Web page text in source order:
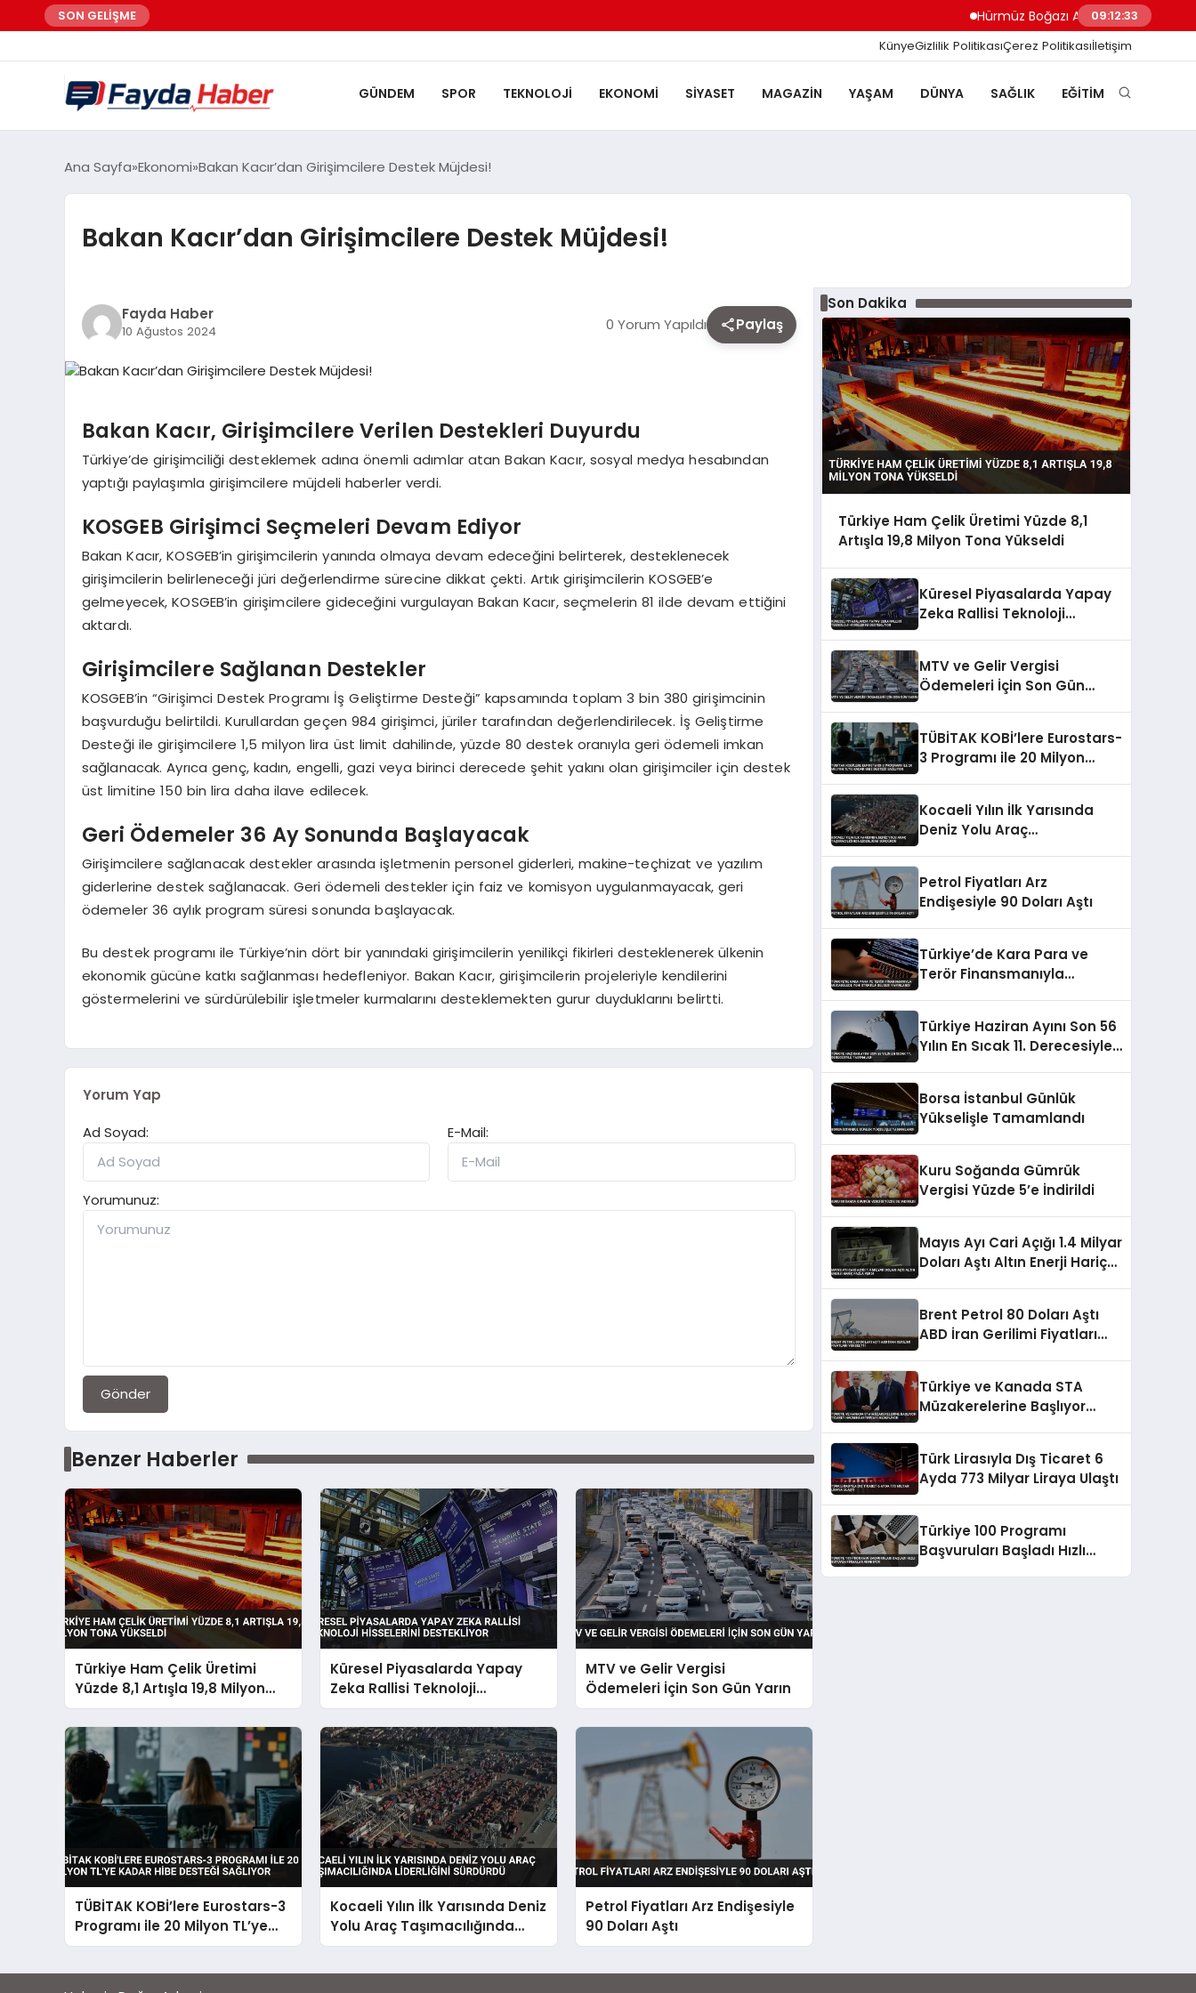
SON GELİŞME Hürmüz Boğazı Anlaşma Taslağına
09:12:33
KünyeGizlilik PolitikasıÇerez Politikasıİletişim
GÜNDEM SPOR TEKNOLOJI EKONOMI SIYASET MAGAZIN YAŞAM DÜNYA SAĞLIK EĞITIM
Ana Sayfa Ekonomi Bakan Kacır’dan Girişimcilere Destek Müjdesi!
Bakan Kacır’dan Girişimcilere Destek Müjdesi!
Fayda Haber
10 Ağustos 2024 0 Yorum Yapıldı Paylaş
Bakan Kacır, Girişimcilere Verilen Destekleri Duyurdu
Türkiye’de girişimciliği desteklemek adına önemli adımlar atan Bakan Kacır, sosyal medya hesabından
yaptığı paylaşımla girişimcilere müjdeli haberler verdi.
KOSGEB Girişimci Seçmeleri Devam Ediyor
Bakan Kacır, KOSGEB’in girişimcilerin yanında olmaya devam edeceğini belirterek, desteklenecek
girişimcilerin belirleneceği jüri değerlendirme sürecine dikkat çekti. Artık girişimcilerin KOSGEB’e
gelmeyecek, KOSGEB’in girişimcilere gideceğini vurgulayan Bakan Kacır, seçmelerin 81 ilde devam ettiğini
aktardı.
Girişimcilere Sağlanan Destekler
KOSGEB’in “Girişimci Destek Programı İş Geliştirme Desteği” kapsamında toplam 3 bin 380 girişimcinin
başvurduğu belirtildi. Kurullardan geçen 984 girişimci, jüriler tarafından değerlendirilecek. İş Geliştirme
Desteği ile girişimcilere 1,5 milyon lira üst limit dahilinde, yüzde 80 destek oranıyla geri ödemeli imkan
sağlanacak. Ayrıca genç, kadın, engelli, gazi veya birinci derecede şehit yakını olan girişimciler için destek
üst limitine 150 bin lira daha ilave edilecek.
Geri Ödemeler 36 Ay Sonunda Başlayacak
Girişimcilere sağlanacak destekler arasında işletmenin personel giderleri, makine-teçhizat ve yazılım
giderlerine destek sağlanacak. Geri ödemeli destekler için faiz ve komisyon uygulanmayacak, geri
ödemeler 36 aylık program süresi sonunda başlayacak.
Bu destek programı ile Türkiye’nin dört bir yanındaki girişimcilerin yenilikçi fikirleri desteklenerek ülkenin
ekonomik gücüne katkı sağlanması hedefleniyor. Bakan Kacır, girişimcilerin projeleriyle kendilerini
göstermelerini ve sürdürülebilir işletmeler kurmalarını desteklemekten gurur duyduklarını belirtti.
Yorum Yap
Ad Soyad:
E-Mail:
Yorumunuz:
Gönder
Benzer Haberler
Türkiye Ham Çelik Üretimi
Yüzde 8,1 Artışla 19,8 Milyon
Tona Yükseldi
Küresel Piyasalarda Yapay
Zeka Rallisi Teknoloji
Hisselerini Destekliyor
MTV ve Gelir Vergisi
Ödemeleri İçin Son Gün Yarın
TÜBİTAK KOBİ’lere Eurostars-3
Programı ile 20 Milyon TL’ye
Kadar Hibe Desteği Sağlıyor
Kocaeli Yılın İlk Yarısında Deniz
Yolu Araç Taşımacılığında
Liderliğini Sürdürdü
Petrol Fiyatları Arz Endişesiyle
90 Doları Aştı
Son Dakika
Türkiye Ham Çelik Üretimi Yüzde 8,1
Artışla 19,8 Milyon Tona Yükseldi
Küresel Piyasalarda Yapay
Zeka Rallisi Teknoloji
MTV ve Gelir Vergisi
Ödemeleri İçin Son Gün
TÜBİTAK KOBİ’lere Eurostars-
3 Programı ile 20 Milyon
Kocaeli Yılın İlk Yarısında
Deniz Yolu Araç
Petrol Fiyatları Arz
Endişesiyle 90 Doları Aştı
Türkiye’de Kara Para ve
Terör Finansmanıyla
Türkiye Haziran Ayını Son 56
Yılın En Sıcak 11. Derecesiyle
Borsa İstanbul Günlük
Yükselişle Tamamlandı
Kuru Soğanda Gümrük
Vergisi Yüzde 5’e İndirildi
Mayıs Ayı Cari Açığı 1.4 Milyar
Doları Aştı Altın Enerji Hariç
Brent Petrol 80 Doları Aştı
ABD İran Gerilimi Fiyatları
Türkiye ve Kanada STA
Müzakerelerine Başlıyor
Türk Lirasıyla Dış Ticaret 6
Ayda 773 Milyar Liraya Ulaştı
Türkiye 100 Programı
Başvuruları Başladı Hızlı